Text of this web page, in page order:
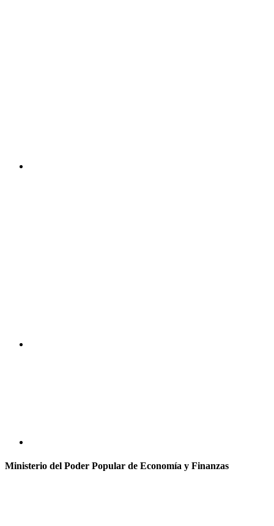
Ministerio del Poder Popular de Economía y Finanzas